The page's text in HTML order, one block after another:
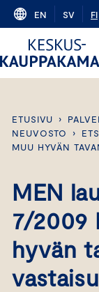
Skip
content
EN SV FI
ETUSIVU ›
NEUVOSTO
›
MUU HYVÄN
MEN
7/2009
hyvän